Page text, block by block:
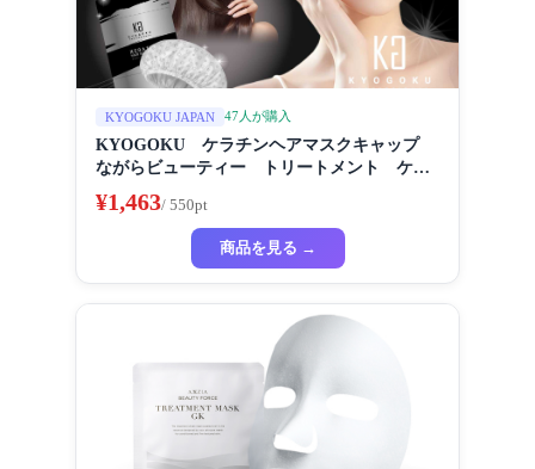
KYOGOKU JAPAN 47人が購入
KYOGOKU ケラチンヘアマスクキャップ
ながらビューティー トリートメント ケラ
¥1,463/ 550pt
商品を見る →